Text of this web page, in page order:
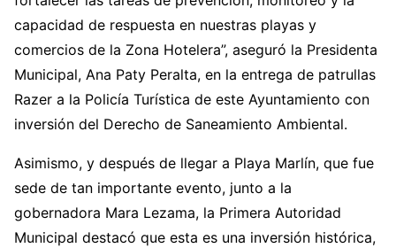
capacidad de respuesta en nuestras playas y
comercios de la Zona Hotelera”, aseguró la Presidenta
Municipal, Ana Paty Peralta, en la entrega de patrullas
Razer a la Policía Turística de este Ayuntamiento con
inversión del Derecho de Saneamiento Ambiental.
Asimismo, y después de llegar a Playa Marlín, que fue
sede de tan importante evento, junto a la
gobernadora Mara Lezama, la Primera Autoridad
Municipal destacó que esta es una inversión histórica,